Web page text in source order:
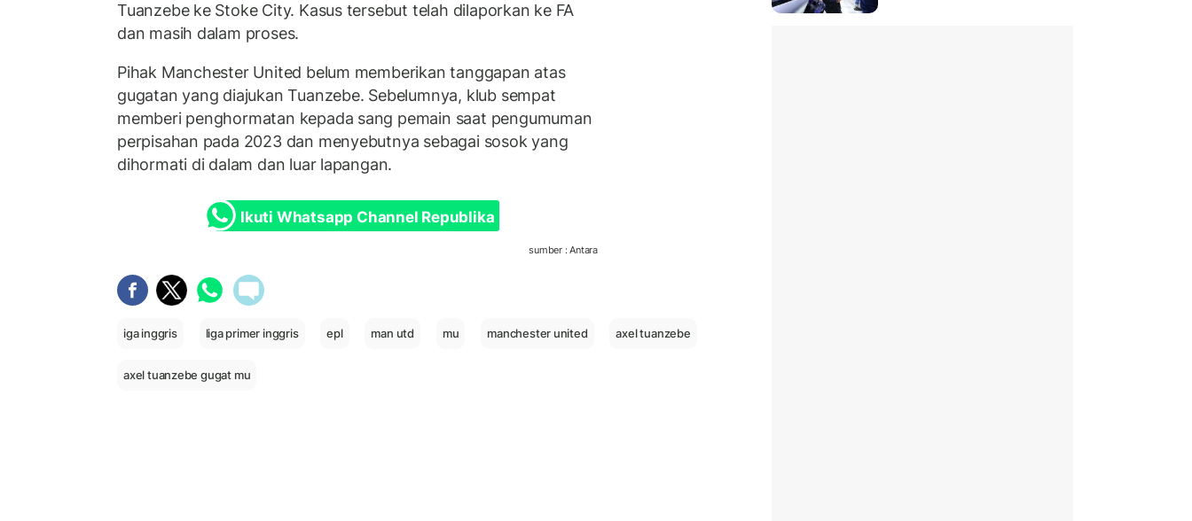
Tuanzebe ke Stoke City. Kasus tersebut telah dilaporkan ke FA
dan masih dalam proses.
Pihak Manchester United belum memberikan tanggapan atas
gugatan yang diajukan Tuanzebe. Sebelumnya, klub sempat
memberi penghormatan kepada sang pemain saat pengumuman
perpisahan pada 2023 dan menyebutnya sebagai sosok yang
dihormati di dalam dan luar lapangan.
Ikuti Whatsapp Channel Republika
sumber : Antara
iga inggris liga primer inggris epl man utd mu manchester united axel tuanzebe
axel tuanzebe gugat mu